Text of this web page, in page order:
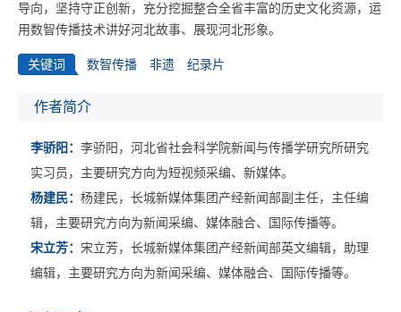
导向，坚持守正创新，充分挖掘整合全省丰富的历史文化资源，运
用数智传播技术讲好河北故事、展现河北形象。
关键词 数智传播 非遗 纪录片
作者简介
李骄阳： 李骄阳，河北省社会科学院新闻与传播学研究所研究
实习员，主要研究方向为短视频采编、新媒体。
杨建民： 杨建民，长城新媒体集团产经新闻部副主任，主任编
辑，主要研究方向为新闻采编、媒体融合、国际传播等。
宋立芳： 宋立芳，长城新媒体集团产经新闻部英文编辑，助理
编辑，主要研究方向为新闻采编、媒体融合、国际传播等。